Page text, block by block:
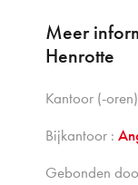
Meer
Henrotte
Kantoor (-
Bijkantoor :
Gebonden